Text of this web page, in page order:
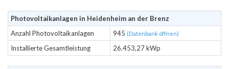
Photovoltaikanlagen in Heidenheim an der Brenz
Anzahl Photovoltaikanlagen
945 (Datenbank öffnen)
Installierte Gesamtleistung 26.453,27 kWp